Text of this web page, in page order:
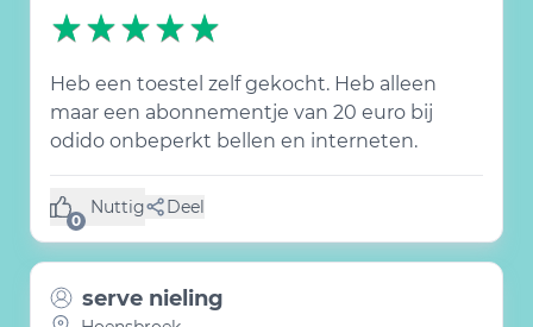
Heb een toestel zelf gekocht. Heb alleen
maar een abonnementje van 20 euro bij
odido onbeperkt bellen en interneten.
0
Nuttig
(0 like) Deel
serve nieling